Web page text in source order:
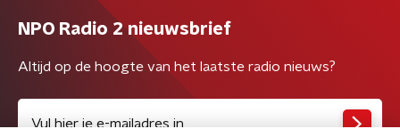
NPO Radio 2 nieuwsbrief
Altijd op de hoogte van het laatste radio nieuws?